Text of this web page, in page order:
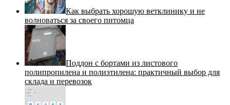
Как выбрать хорошую ветклинику и не
волноваться за своего питомца
Поддон с бортами из листового
полипропилена и полиэтилена: практичный выбор для
склада и перевозок